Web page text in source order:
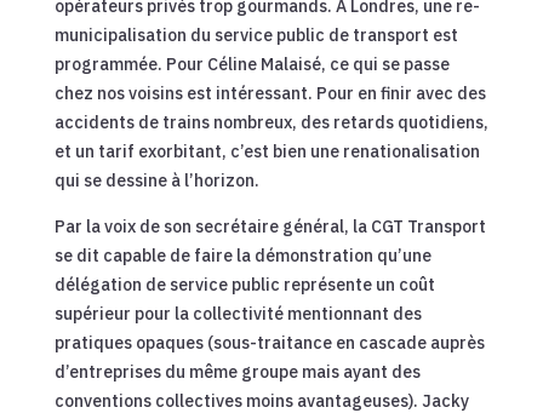
opérateurs privés trop gourmands. A Londres, une re-
municipalisation du service public de transport est
programmée. Pour Céline Malaisé, ce qui se passe
chez nos voisins est intéressant. Pour en finir avec des
accidents de trains nombreux, des retards quotidiens,
et un tarif exorbitant, c’est bien une renationalisation
qui se dessine à l’horizon.
Par la voix de son secrétaire général, la CGT Transport
se dit capable de faire la démonstration qu’une
délégation de service public représente un coût
supérieur pour la collectivité mentionnant des
pratiques opaques (sous-traitance en cascade auprès
d’entreprises du même groupe mais ayant des
conventions collectives moins avantageuses). Jacky